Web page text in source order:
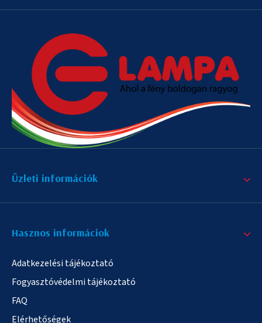
Üzleti információk
Hasznos informáciok
Adatkezelési tájékoztató
Fogyasztóvédelmi tájékoztató
FAQ
Elérhetőségek